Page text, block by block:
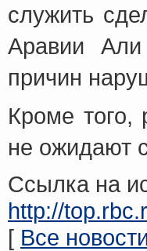
служить
Аравии
причин
Кроме
не ожидают
Ссылка на
http://
[ Все